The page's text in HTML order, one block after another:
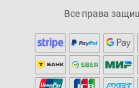
Все права